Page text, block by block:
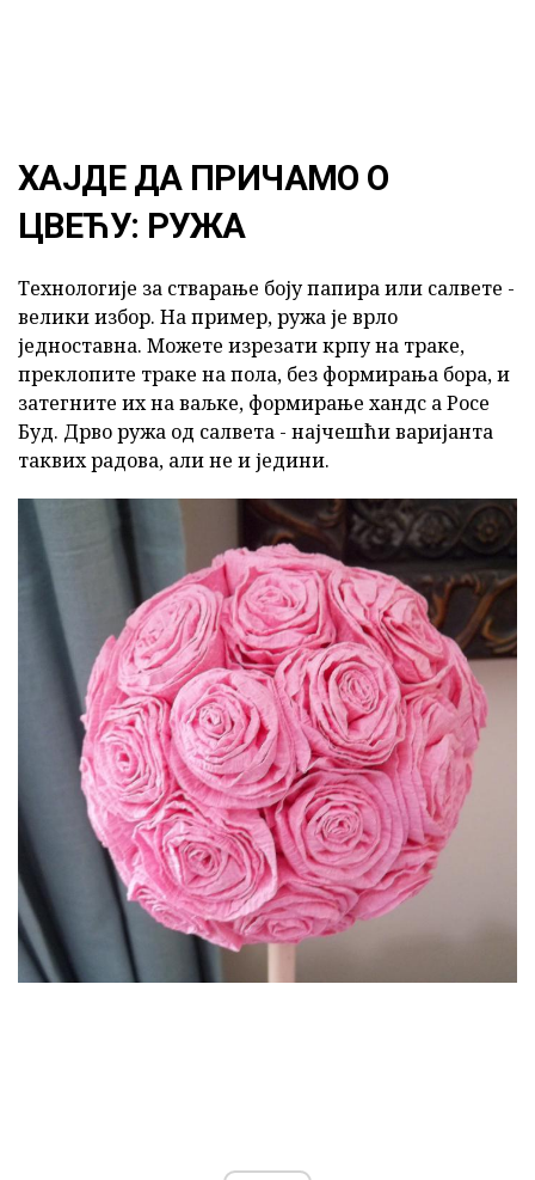
ХАЈДЕ ДА ПРИЧАМО О
ЦВЕЋУ: РУЖА
Технологије за стварање боју папира или салвете -
велики избор. На пример, ружа је врло
једноставна. Можете изрезати крпу на траке,
преклопите траке на пола, без формирања бора, и
затегните их на ваљке, формирање хандс а Росе
Буд. Дрво ружа од салвета - најчешћи варијанта
таквих радова, али не и једини.